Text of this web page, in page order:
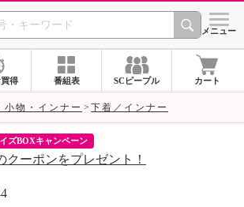
SHOP CHANNEL シメニュー
得 番組表 SCピープル カート
小物・インナー 下着／インナー
ズBOXキャンペーン
クーポンをプレゼント！